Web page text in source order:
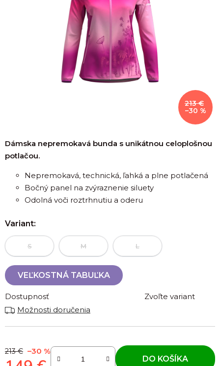
Dámska nepremokavá bunda s unikátnou celoplošnou
potlačou.
Nepremokavá, technická, ľahká a plne potlačená
Bočný panel na zvýraznenie siluety
Odolná voči roztrhnutiu a oderu
Variant:
S M L
VEĽKOSTNÁ TABUĽKA
Dostupnosť
Zvoľte variant
Možnosti doručenia
213 € –30 %
DO KOŠÍKA
213 €
–30 %